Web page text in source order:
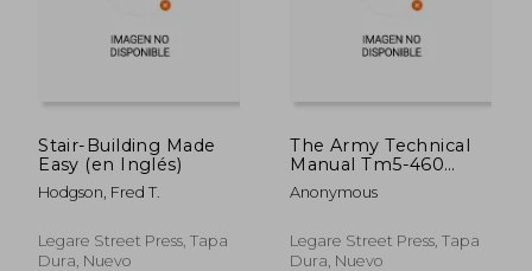
dcto. $ 27.46 dcto. $
Stair-Building Made
Easy (en Inglés)
Hodgson, Fred T.
Legare Street Press, Tapa
Dura, Nuevo
The Army Technical
Manual Tm5-460
Carpentry and
Building Construction
Anonymous
Legare Street Press, Tapa
Dura, Nuevo